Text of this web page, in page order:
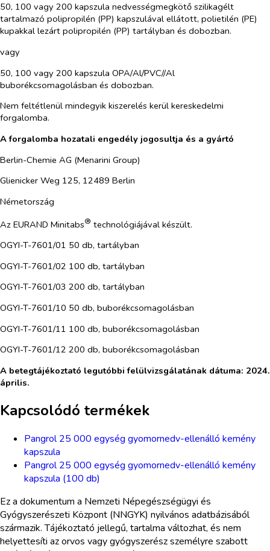
50, 100 vagy 200 kapszula nedvességmegkötő szilikagélt
tartalmazó polipropilén (PP) kapszulával ellátott, polietilén (PE)
kupakkal lezárt polipropilén (PP) tartályban és dobozban.
vagy
50, 100 vagy 200 kapszula OPA/Al/PVC//Al
buborékcsomagolásban és dobozban.
Nem feltétlenül mindegyik kiszerelés kerül kereskedelmi
forgalomba.
A forgalomba hozatali engedély jogosultja és a gyártó
Berlin-Chemie AG (Menarini Group)
Glienicker Weg 125, 12489 Berlin
Németország
Az EURAND Minitabs® technológiájával készült.
OGYI-T-7601/01 50 db, tartályban
OGYI-T-7601/02 100 db, tartályban
OGYI-T-7601/03 200 db, tartályban
OGYI-T-7601/10 50 db, buborékcsomagolásban
OGYI-T-7601/11 100 db, buborékcsomagolásban
OGYI-T-7601/12 200 db, buborékcsomagolásban
A betegtájékoztató legutóbbi felülvizsgálatának dátuma: 2024.
április.
Kapcsolódó termékek
Pangrol 25 000 egység gyomornedv-ellenálló kemény
kapszula
Pangrol 25 000 egység gyomornedv-ellenálló kemény
kapszula (100 db)
Ez a dokumentum a Nemzeti Népegészségügyi és
Gyógyszerészeti Központ (NNGYK) nyilvános adatbázisából
származik. Tájékoztató jellegű, tartalma változhat, és nem
helyettesíti az orvos vagy gyógyszerész személyre szabott